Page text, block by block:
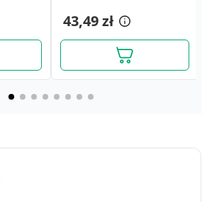
43,49 zł
31,19 zł